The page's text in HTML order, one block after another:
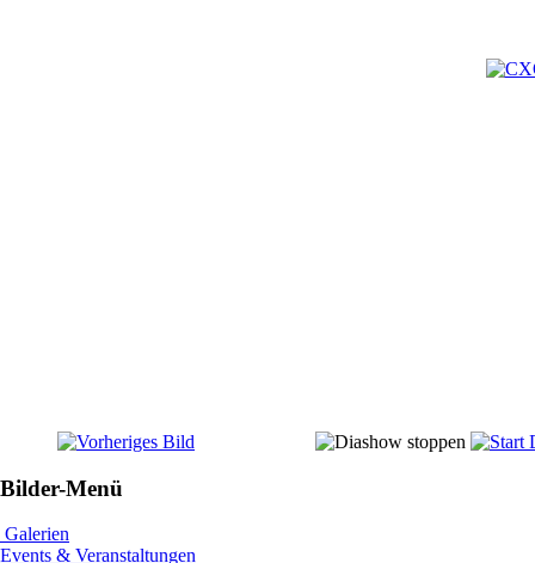
Bilder-Menü
Galerien
Events & Veranstaltungen